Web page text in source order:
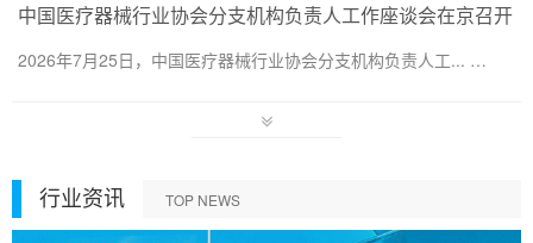
中国医疗器械行业协会分支机构负责人工作座谈会在京召开
2026年7月25日，中国医疗器械行业协会分支机构负责人工... …
行业资讯 TOP NEWS